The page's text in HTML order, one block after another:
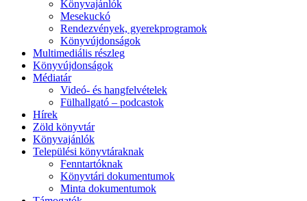
Könyvajánlók
Mesekuckó
Rendezvények, gyerekprogramok
Könyvújdonságok
Multimediális részleg
Könyvújdonságok
Médiatár
Videó- és hangfelvételek
Fülhallgató – podcastok
Hírek
Zöld könyvtár
Könyvajánlók
Települési könyvtáraknak
Fenntartóknak
Könyvtári dokumentumok
Minta dokumentumok